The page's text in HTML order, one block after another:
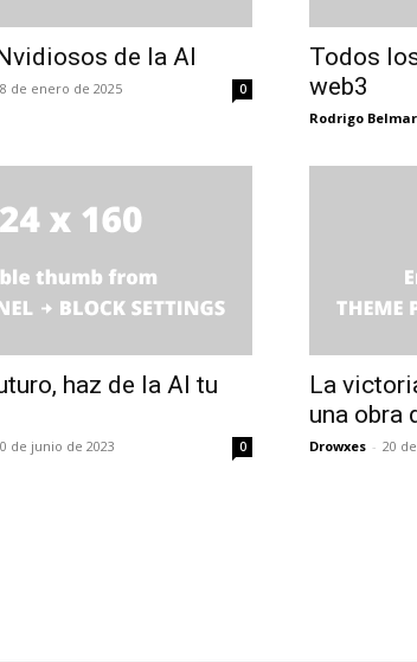
de la AI
de enero de 2025 0
Todos
web3
Rodrigo Belmar
haz de la AI tu
de junio de 2023 0
La
una obra
Drowxes - 20